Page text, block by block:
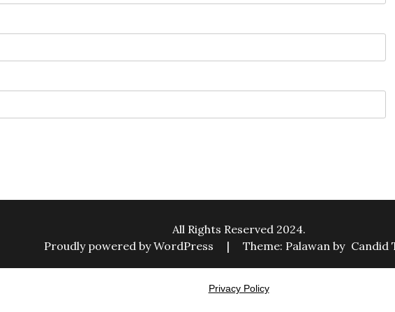
All Rights Reserved 2024.
Proudly powered by WordPress
| Theme: Palawan by Candid
Privacy Policy